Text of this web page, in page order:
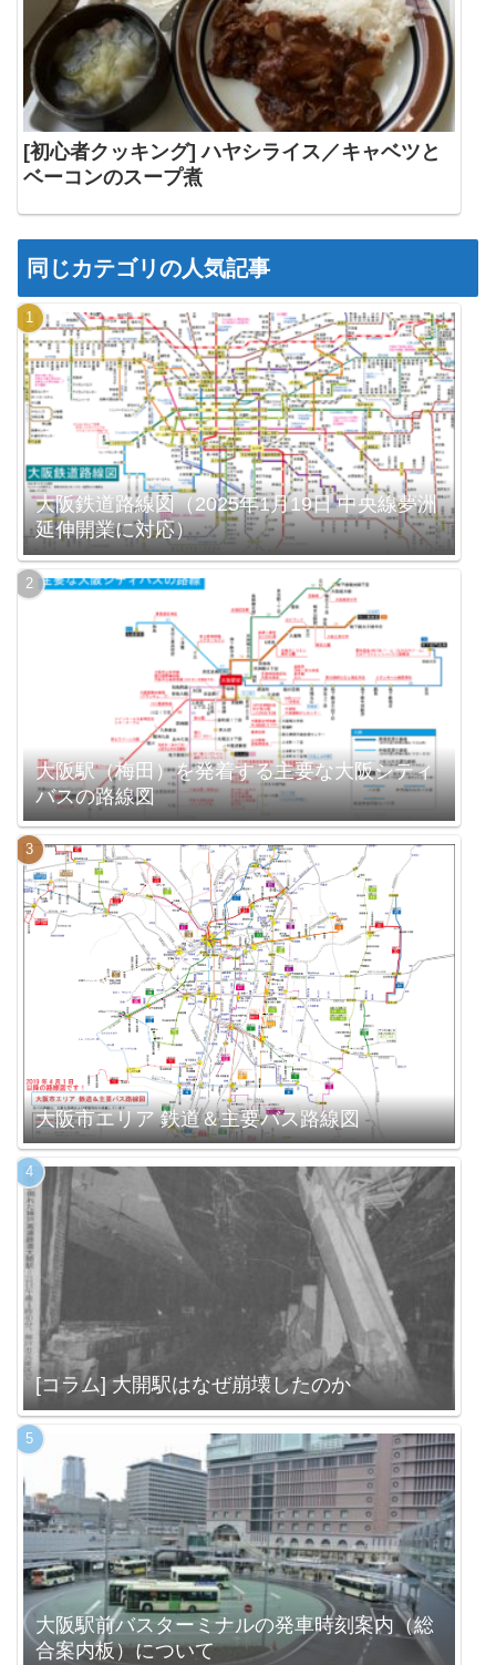
[初心者クッキング] ハヤシライス／キャベツと
ベーコンのスープ煮
同じカテゴリの人気記事
大阪鉄道路線図（2025年1月19日 中央線夢洲
延伸開業に対応）
大阪駅（梅田）を発着する主要な大阪シティ
バスの路線図
大阪市エリア 鉄道＆主要バス路線図
[コラム] 大開駅はなぜ崩壊したのか
大阪駅前バスターミナルの発車時刻案内（総
合案内板）について